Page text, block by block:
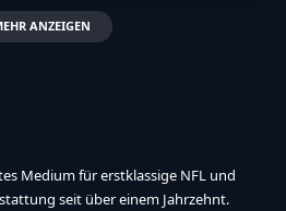
ANZEIGEN
Medium für erstklassige NFL und
seit über einem Jahrzehnt.